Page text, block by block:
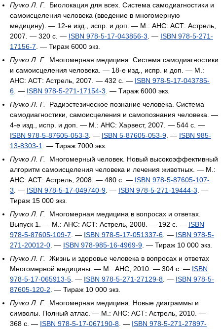
Пучко Л. Г.
Биолокация для всех. Система самодиагностики и
самоисцеления человека (введение в многомерную
медицину). — 12-е изд., испр. и доп. — М.: АНС: АСТ: Астрель,
2007. — 320 с. — ISBN 978-5-17-043856-3 . — ISBN 978-5-271-
17156-7 . — Тираж 6000 экз.
Пучко Л. Г.
Многомерная медицина. Система самодиагностики
и самоисцеления человека. — 18-е изд., испр. и доп. — М.:
АНС: АСТ: Астрель, 2007. — 432 с. — ISBN 978-5-17-043785-
6 . — ISBN 978-5-271-17154-3 . — Тираж 6000 экз.
Пучко Л. Г.
Радиэстезическое познание человека. Система
самодиагностики, самоисцеления и самопознания человека. —
4-е изд., испр. и доп. — М.: АНС: Харвест, 2007. — 544 с. —
ISBN 978-5-87605-053-3 . — ISBN 5-87605-053-9 . — ISBN 985-
13-8303-1
. — Тираж 7000 экз.
Пучко Л. Г.
Многомерный человек. Новый высокоэффективный
алгоритм самоисцеления человека и лечения животных. — М.:
АНС: АСТ: Астрель, 2008. — 480 с. — ISBN 978-5-87605-107-
3 . — ISBN 978-5-17-049740-9 . — ISBN 978-5-271-19444-3 . —
Тираж 15 000 экз.
Пучко Л. Г.
Многомерная медицина в вопросах и ответах.
Выпуск 1. — М.: АНС: АСТ: Астрель, 2008. — 192 с. — ISBN
978-5-87605-109-7 . — ISBN 978-5-17-051337-6 . — ISBN 978-5-
271-20012-0 . — ISBN 978-985-16-4969-9 . — Тираж 10 000 экз.
Пучко Л. Г.
Жизнь и здоровье человека в вопросах и ответах
Многомерной медицины. — М.: АНС, 2010. — 304 с. — ISBN
978-5-17-065913-5 . — ISBN 978-5-271-27129-8 . — ISBN 978-5-
87605-120-2 . — Тираж 10 000 экз.
Пучко Л. Г.
Многомерная медицина. Новые диаграммы и
символы. Полный атлас. — М.: АНС: АСТ: Астрель, 2010. —
368 с. — ISBN 978-5-17-067190-8 . — ISBN 978-5-271-27897-